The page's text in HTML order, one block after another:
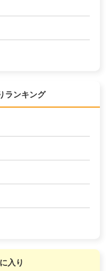
ランキング
入り